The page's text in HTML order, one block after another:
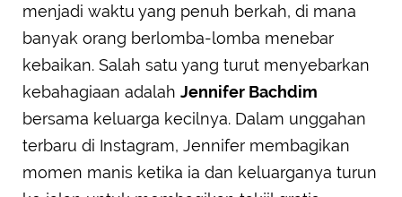
menjadi waktu yang penuh berkah, di mana
banyak orang berlomba-lomba menebar
kebaikan. Salah satu yang turut menyebarkan
kebahagiaan adalah Jennifer Bachdim
bersama keluarga kecilnya. Dalam unggahan
terbaru di Instagram, Jennifer membagikan
momen manis ketika ia dan keluarganya turun